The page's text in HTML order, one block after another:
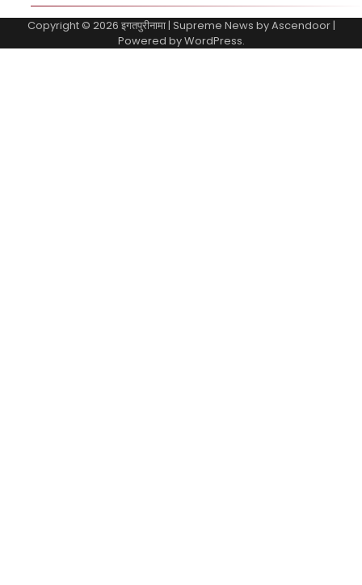
Copyright © 2026 इगतपुरीनामा| Supreme News byAscendoor|
Powered byWordPress.